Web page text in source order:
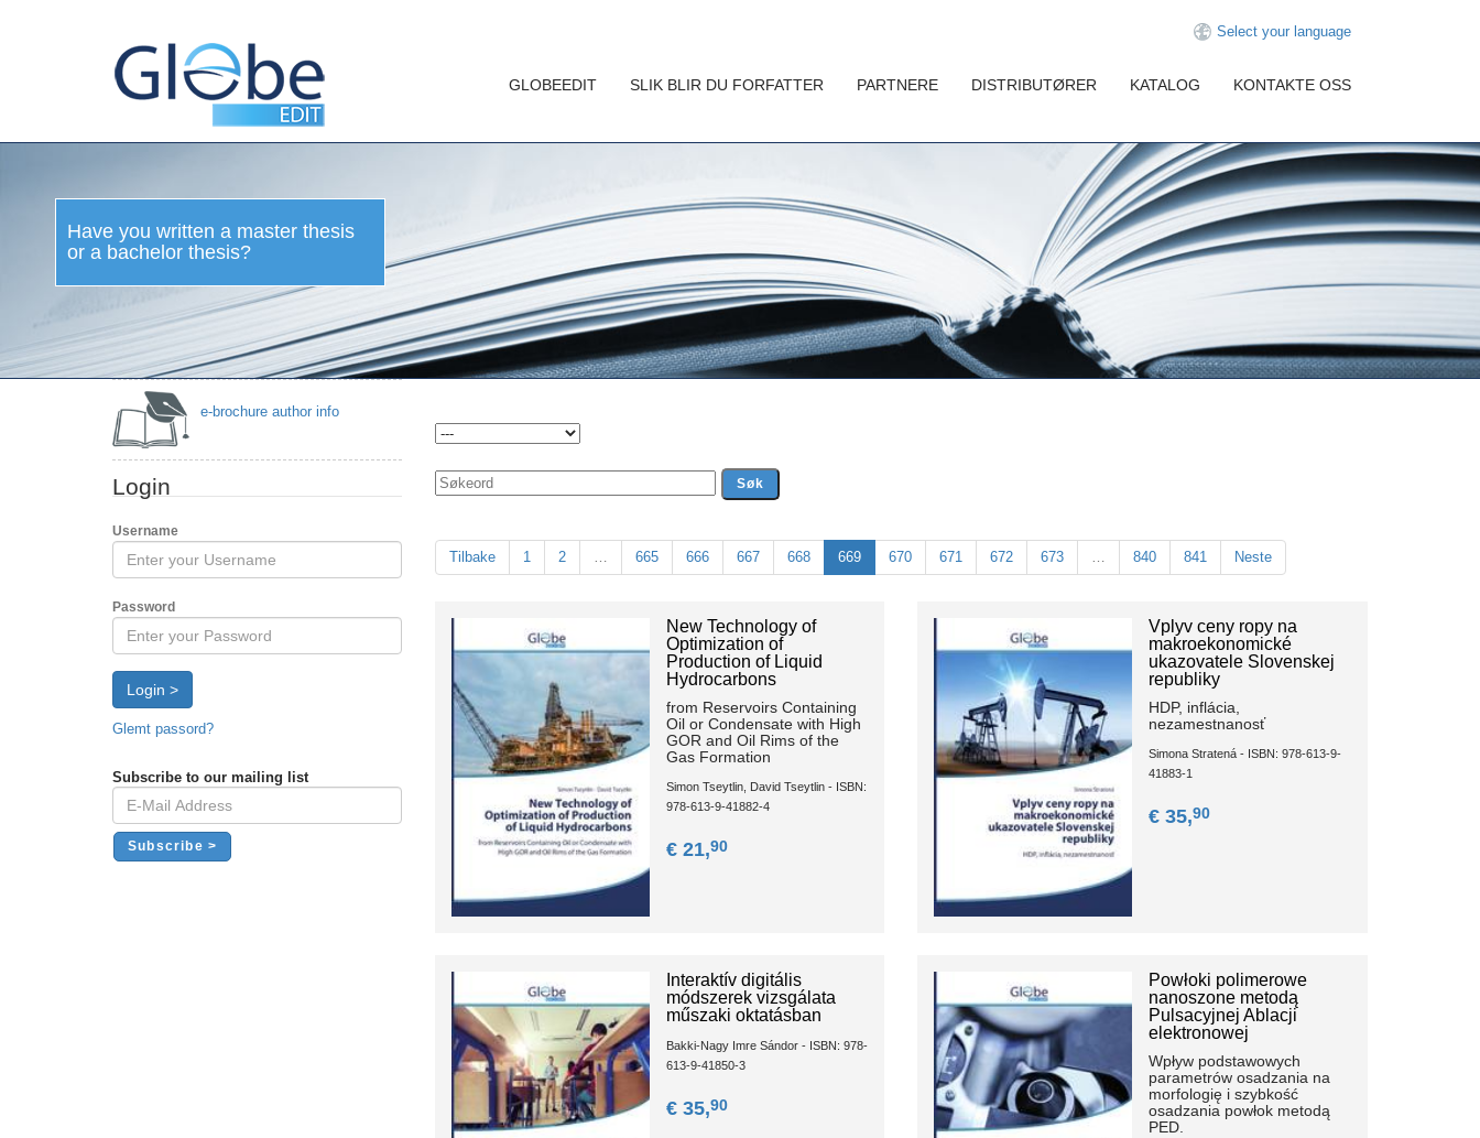
Select your language
GLOBEEDIT SLIK BLIR DU FORFATTER PARTNERE DISTRIBUTØRER KATALOG KONTAKTE OSS
master
thesis or a
thesis?
e-brochure author info
Login
Username
Password
Login >
Glemt passord?
Subscribe to our mailing list
Tilbake 1 2 … 665 666 667 668 669 670 671 672 673 … 840 841 Neste
New Technology of
Optimization of
Production of Liquid
Hydrocarbons
from Reservoirs Containing
Oil or Condensate with High
GOR and Oil Rims of the
Gas Formation
Simon Tseytlin, David Tseytlin - ISBN:
978-613-9-41882-4
€ 21,90
Vplyv ceny ropy na
makroekonomické
ukazovatele Slovenskej
republiky
HDP, inflácia,
nezamestnanosť
Simona Stratená - ISBN: 978-613-9-
41883-1
€ 35,90
Interaktív digitális
módszerek vizsgálata
műszaki oktatásban
Bakki-Nagy Imre Sándor - ISBN: 978-
613-9-41850-3
€ 35,90
Powłoki polimerowe
nanoszone metodą
Pulsacyjnej Ablacji
elektronowej
Wpływ podstawowych
parametrów osadzania na
morfologię i szybkość
osadzania powłok metodą
PED.